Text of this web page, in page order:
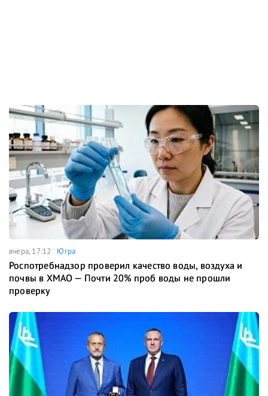
вчера, 17:12 Югра
Роспотребнадзор проверил качество воды, воздуха и
почвы в ХМАО — Почти 20% проб воды не прошли
проверку